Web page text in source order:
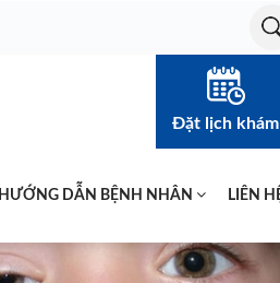
Đặt lịch khám
HƯỚNG DẪN BỆNH NHÂN LIÊN